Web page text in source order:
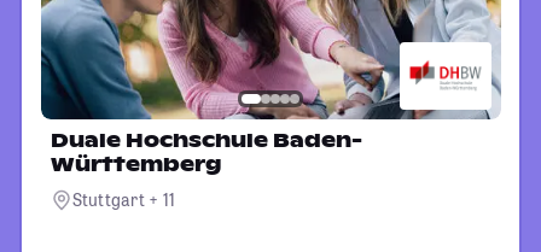
Duale Hochschule Baden-
Württemberg
Stuttgart + 11